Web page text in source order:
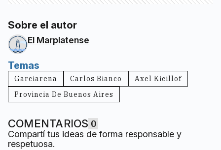
Sobre el autor
El Marplatense
Temas
Garciarena Carlos Bianco
Axel Kicillof
Provincia De Buenos Aires
COMENTARIOS 0
Compartí tus ideas de forma responsable y
respetuosa.